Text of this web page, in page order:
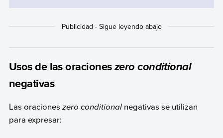
Usos de las oracioneszero conditional
negativas
Las oraciones zero conditional negativas se utilizan
para expresar: